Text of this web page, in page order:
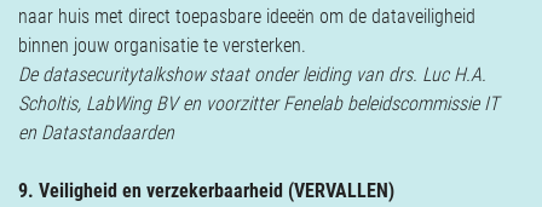
naar huis met direct toepasbare ideeën om de dataveiligheid
binnen jouw organisatie te versterken.
De datasecuritytalkshow staat onder leiding van drs. Luc H.A.
Scholtis, LabWing BV en voorzitter Fenelab beleidscommissie IT
en Datastandaarden
9. Veiligheid en verzekerbaarheid (VERVALLEN)